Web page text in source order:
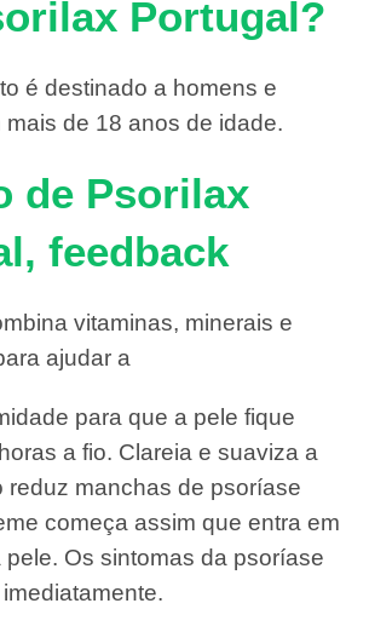
Portugal?
é destinado a homens e
mais de 18 anos de idade.
de Psorilax
feedback
vitaminas, minerais e
ajudar a
para que a pele fique
a fio. Clareia e suaviza a
reduz manchas de psoríase
começa assim que entra em
pele. Os sintomas da psoríase